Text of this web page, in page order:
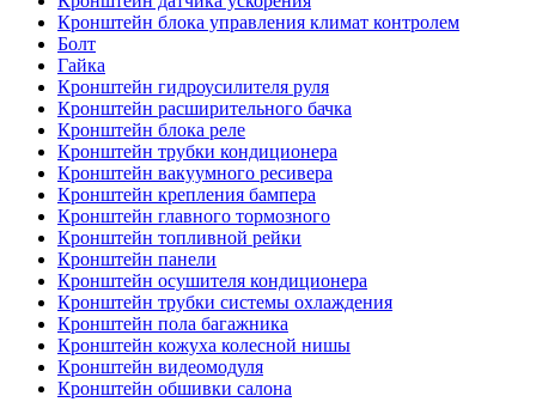
Кронштейн блока управления климат контролем
Болт
Гайка
Кронштейн гидроусилителя руля
Кронштейн расширительного бачка
Кронштейн блока реле
Кронштейн трубки кондиционера
Кронштейн вакуумного ресивера
Кронштейн крепления бампера
Кронштейн главного тормозного
Кронштейн топливной рейки
Кронштейн панели
Кронштейн осушителя кондиционера
Кронштейн трубки системы охлаждения
Кронштейн пола багажника
Кронштейн кожуха колесной нишы
Кронштейн видеомодуля
Кронштейн обшивки салона